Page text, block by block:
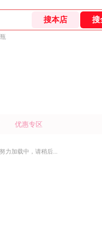
优惠专区
努力加载中，请稍后...